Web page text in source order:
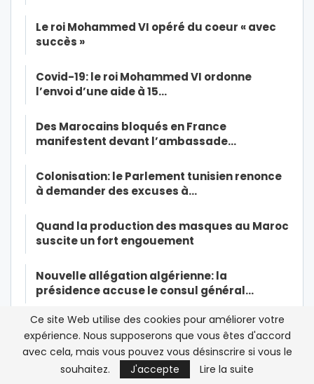
Le roi Mohammed VI opéré du coeur « avec
succès »
Covid-19: le roi Mohammed VI ordonne
l’envoi d’une aide à 15…
Des Marocains bloqués en France
manifestent devant l’ambassade…
Colonisation: le Parlement tunisien renonce
à demander des excuses à…
Quand la production des masques au Maroc
suscite un fort engouement
Nouvelle allégation algérienne: la
présidence accuse le consul général…
La décision de la Cour suprême sur les
drapeaux non officiels…
Le président algérien Tebboune s’offre une
Ce site Web utilise des cookies pour améliorer votre
expérience. Nous supposerons que vous êtes d'accord
avec cela, mais vous pouvez vous désinscrire si vous le
souhaitez.
J'accepte Lire la suite